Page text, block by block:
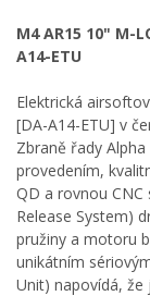
M4 AR15 10" M-
A14-ETU
Elektrická
[DA-A14-ETU] v
Zbraně řady
provedením,
QD a rovnou CNC
Release System)
pružiny a motoru
unikátním
Unit) napovídá,